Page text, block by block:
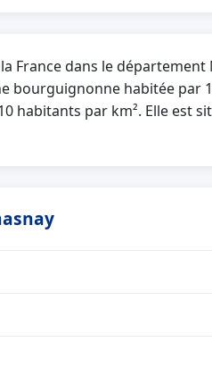
France dans le département
bourguignonne habitée par
habitants par km². Elle est